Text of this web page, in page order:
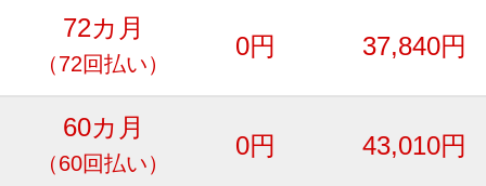
72カ月
（72回払い）
0円 37,840円
60カ月
（60回払い）
0円 43,010円